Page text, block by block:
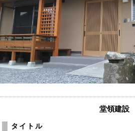
堂領建設
タイトル